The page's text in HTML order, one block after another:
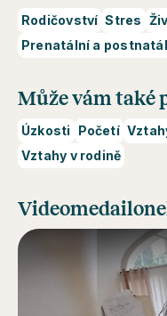
Rodičovství Stres
Prenatální a
Může vám také
Úzkosti Početí
Vztahy v rodině